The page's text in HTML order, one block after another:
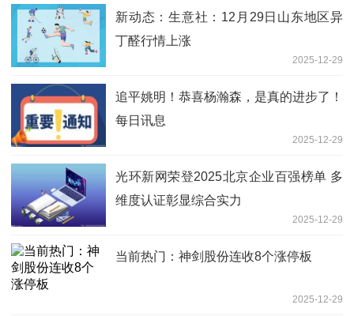
新动态：生意社：12月29日山东地区异
丁醛行情上涨
2025-12-29
追平姚明！恭喜杨瀚森，是真的进步了！
每日讯息
2025-12-29
光环新网荣登2025北京企业百强榜单 多
维度认证彰显综合实力
2025-12-29
当前热门：神剑股份连收8个涨停板
2025-12-29